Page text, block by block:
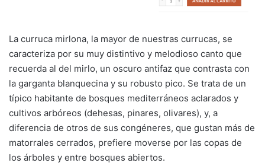
La curruca mirlona, la mayor de nuestras currucas, se
caracteriza por su muy distintivo y melodioso canto que
recuerda al del mirlo, un oscuro antifaz que contrasta con
la garganta blanquecina y su robusto pico. Se trata de un
típico habitante de bosques mediterráneos aclarados y
cultivos arbóreos (dehesas, pinares, olivares), y, a
diferencia de otros de sus congéneres, que gustan más de
matorrales cerrados, prefiere moverse por las copas de
los árboles y entre bosques abiertos.